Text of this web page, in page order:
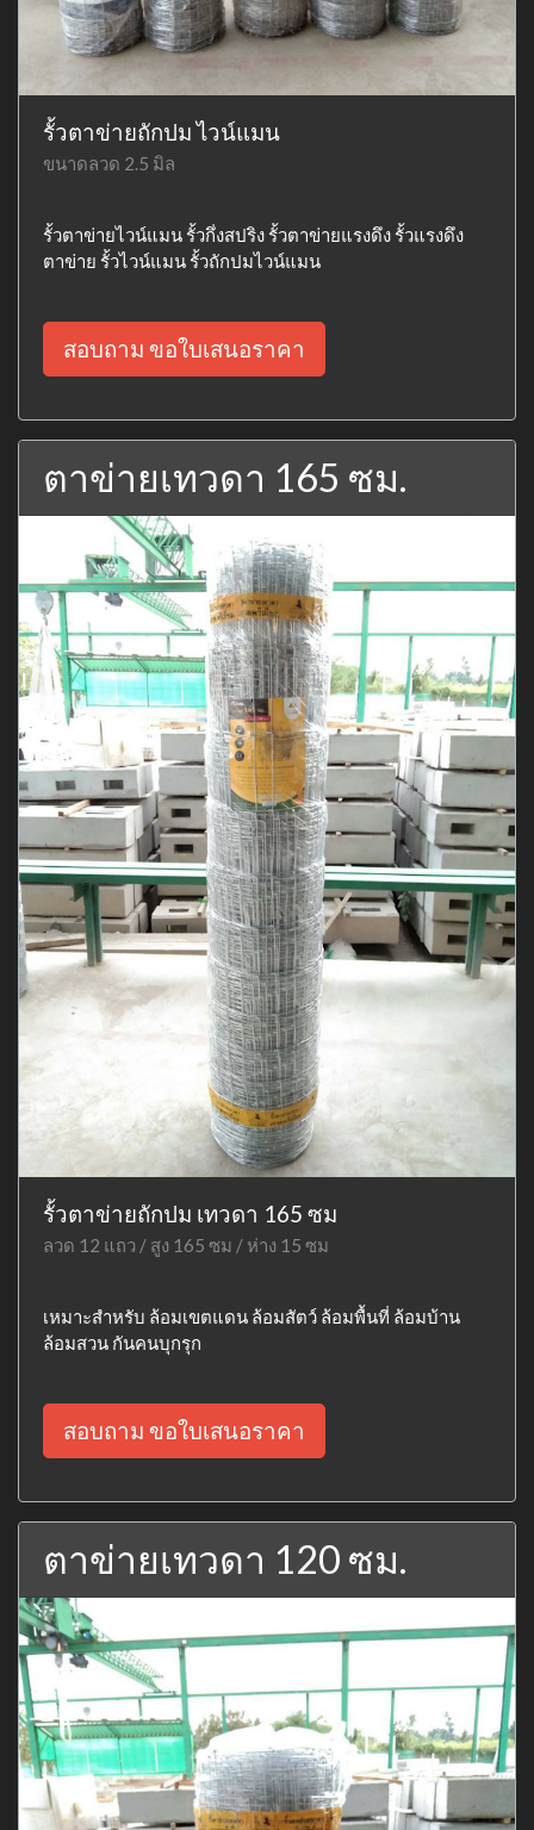
รั้วตาข่ายถักปม ไวน์แมน
ขนาดลวด 2.5 มิล
รั้วตาข่ายไวน์แมน รั้วกึ่งสปริง รั้วตาข่ายแรงดึง รั้วแรงดึง
ตาข่าย รั้วไวน์แมน รั้วถักปมไวน์แมน
สอบถาม ขอใบเสนอราคา
ตาข่ายเทวดา 165 ซม.
รั้วตาข่ายถักปม เทวดา 165 ซม
ลวด 12 แถว / สูง 165 ซม / ห่าง 15 ซม
เหมาะสำหรับ ล้อมเขตแดน ล้อมสัตว์ ล้อมพื้นที่ ล้อมบ้าน
ล้อมสวน กันคนบุกรุก
สอบถาม ขอใบเสนอราคา
ตาข่ายเทวดา 120 ซม.